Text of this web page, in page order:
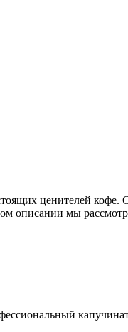
ценителей кофе.
описании мы